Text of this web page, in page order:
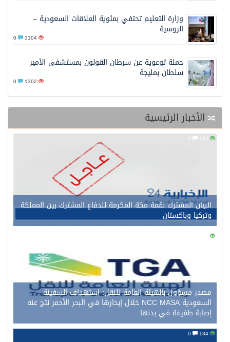
وزارة التعليم تحتفي بمئوية العلاقات السعودية –
الروسية
3104
حملة توعوية عن سرطان القولون بمستشفى الأمير
سلطان بمليجة
1302
الأخبار الرئيسية
البيان المشترك لقمة مكة المكرمة للدفاع المشترك بين المملكة
وتركيا وباكستان
145
مصدر مسؤول بالهيئة العامة للنقل: استهداف السفينة
السعودية NCC MASA خلال إبحارها في البحر الأحمر نتج عنه
إصابة طفيفة في بدنها